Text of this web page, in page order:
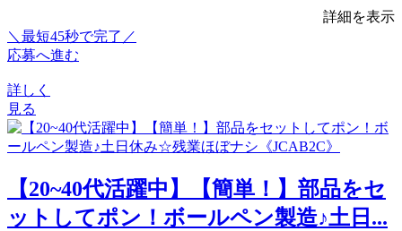
詳細を表示
＼最短45秒で完了／
応募へ進む
詳しく
見る
【20~40代活躍中】【簡単！】部品をセ
ットしてポン！ボールペン製造♪土日...